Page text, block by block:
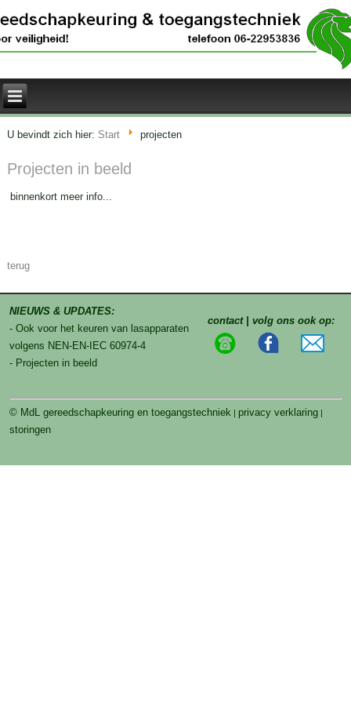
U bevindt zich hier: Start projecten
Projecten in beeld
binnenkort meer info...
terug
NIEUWS & UPDATES:
- Ook voor het keuren van lasapparaten
volgens NEN-EN-IEC 60974-4
- Projecten in beeld
contact | volg ons ook op:
© MdL gereedschapkeuring en toegangstechniek privacy verklaring
storingen